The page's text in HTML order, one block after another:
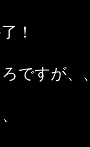
！
ですが、